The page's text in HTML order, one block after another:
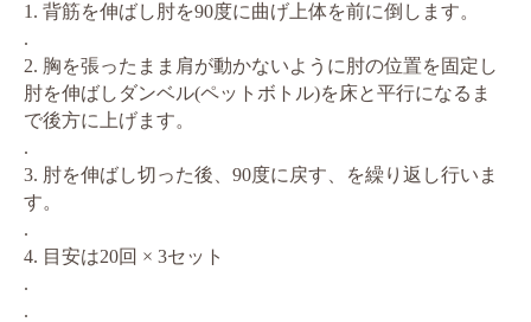
1. 背筋を伸ばし肘を90度に曲げ上体を前に倒します。
.
2. 胸を張ったまま肩が動かないように肘の位置を固定し
肘を伸ばしダンベル(ペットボトル)を床と平行になるま
で後方に上げます。
.
3. 肘を伸ばし切った後、90度に戻す、を繰り返し行いま
す。
.
4. 目安は20回 × 3セット
.
.